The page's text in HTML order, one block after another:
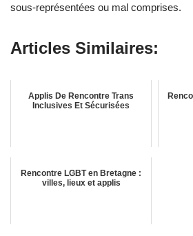
sous-représentées ou mal comprises.
Articles Similaires:
Applis De Rencontre Trans
Inclusives Et Sécurisées
Rencontre LGBT en Bretagne :
villes, lieux et applis